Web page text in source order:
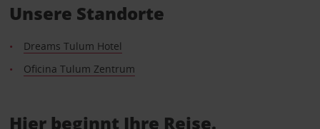
Unsere Standorte
Dreams Tulum Hotel
Oficina Tulum Zentrum
Hier beginnt Ihre Reise.